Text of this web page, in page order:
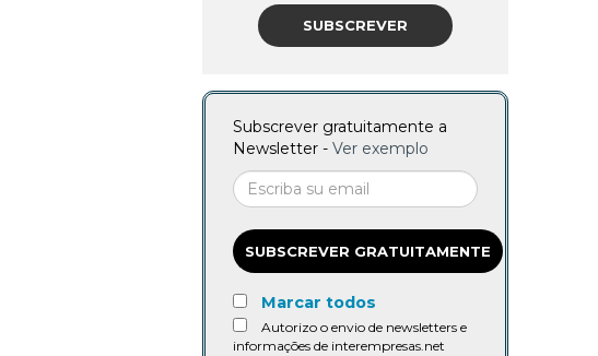
SUBSCREVER
Subscrever gratuitamente a
Newsletter - Ver exemplo
SUBSCREVER GRATUITAMENTE
Marcar todos
Autorizo o envio de newsletters e
informações de interempresas.net